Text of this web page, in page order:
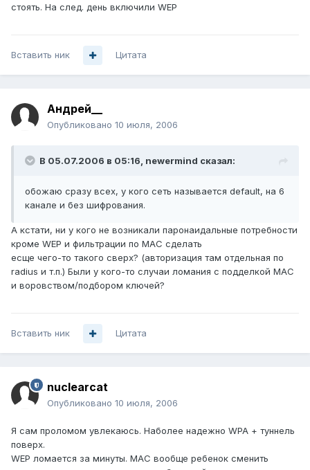
стоять. На след. день включили WEP
Вставить ник Цитата
Андрей__
Опубликовано 10 июля, 2006
В 05.07.2006 в 05:16, newermind сказал:
обожаю сразу всех, у кого сеть называется default, на 6
канале и без шифрования.
А кстати, ни у кого не возникали паронаидальные потребности
кроме WEP и фильтрации по MAC сделать
есще чего-то такого сверх? (авторизация там отдельная по
radius и т.п.) Были у кого-то случаи ломания с подделкой MAC
и воровством/подбором ключей?
Вставить ник Цитата
nuclearcat
Опубликовано 10 июля, 2006
Я сам проломом увлекаюсь. Наболее надежно WPA + туннель
поверх.
WEP ломается за минуты. MAC вообще ребенок сменить